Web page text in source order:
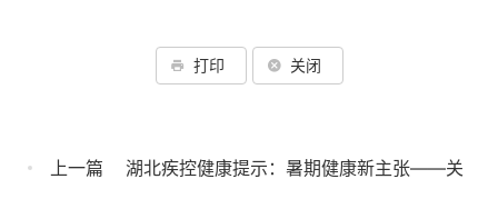
打印 关闭
上一篇
湖北疾控健康提示：暑期健康新主张——关